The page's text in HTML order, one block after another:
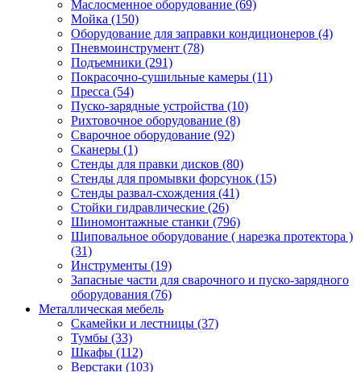
Маслосменное оборудование (69)
Мойка (150)
Оборудование для заправки кондиционеров (4)
Пневмоинструмент (78)
Подъемники (291)
Покрасочно-сушильные камеры (11)
Пресса (54)
Пуско-зарядные устройства (10)
Рихтовочное оборудование (8)
Сварочное оборудование (92)
Сканеры (1)
Стенды для правки дисков (80)
Стенды для промывки форсунок (15)
Стенды развал-схождения (41)
Стойки гидравлические (26)
Шиномонтажные станки (796)
Шиповальное оборудование ( нарезка протектора )
(31)
Инструменты (19)
Запасные части для сварочного и пуско-зарядного
оборудования (76)
Металлическая мебель
Скамейки и лестницы (37)
Тумбы (33)
Шкафы (112)
Верстаки (103)